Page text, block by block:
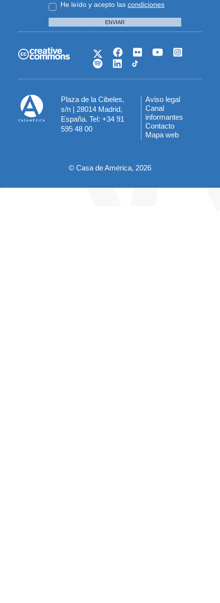
He leído y acepto las condiciones
ENVIAR
Plaza de la Cibeles,
s/n | 28014 Madrid,
España. Tel: +34 91
595 48 00
Menú
del
pie
Aviso legal
Canal
informantes
Contacto
Mapa web
© Casa de América, 2026